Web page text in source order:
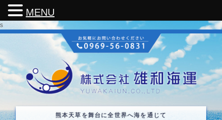
s
熊本天草を舞台に全世界へ海を通じて
MENU